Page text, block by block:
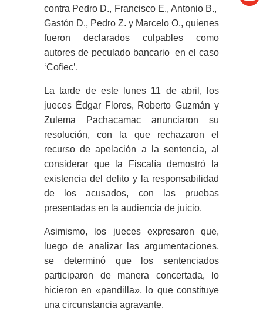
contra Pedro D., Francisco E., Antonio B.,
Gastón D., Pedro Z. y Marcelo O., quienes
fueron declarados culpables como
autores de peculado bancario en el caso
‘Cofiec’.
La tarde de este lunes 11 de abril, los
jueces Édgar Flores, Roberto Guzmán y
Zulema Pachacamac anunciaron su
resolución, con la que rechazaron el
recurso de apelación a la sentencia, al
considerar que la Fiscalía demostró la
existencia del delito y la responsabilidad
de los acusados, con las pruebas
presentadas en la audiencia de juicio.
Asimismo, los jueces expresaron que,
luego de analizar las argumentaciones,
se determinó que los sentenciados
participaron de manera concertada, lo
hicieron en «pandilla», lo que constituye
una circunstancia agravante.